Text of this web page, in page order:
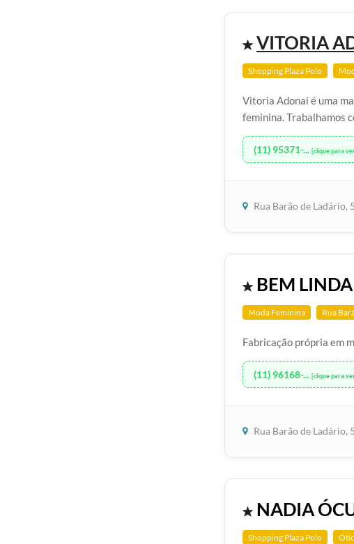
VITORIA
Shopping Plaza Polo
Vitoria Adonai é uma
feminina. Trabalhamos
(11) 95371-... [clique para
Rua Barão de Ladário,
BEM
Moda Feminina Rua
Fabricação própria em
(11) 96168-... [clique para
Rua Barão de Ladário,
NADIA
Shopping Plaza Polo